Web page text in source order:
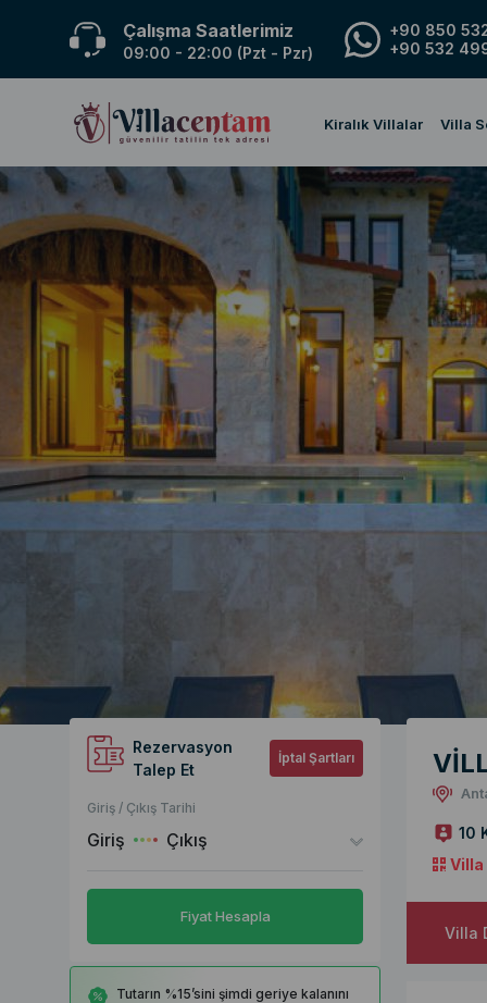
Çalışma Saatlerimiz
09:00 - 22:00 (Pzt - Pzr)
+90 850
+90 532
Kiralık Villalar Villa
Rezervasyon
Talep Et
İptal Şartları
Giriş / Çıkış Tarihi
Giriş Çıkış
Fiyat Hesapla
Tutarın %15’sini şimdi geriye kalanını
10
Villa
Villa